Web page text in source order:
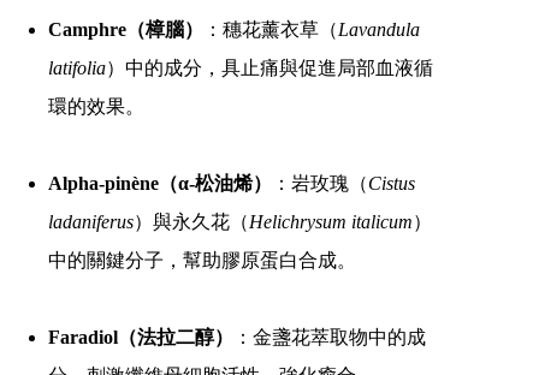
Camphre（樟腦） ：穗花薰衣草（Lavandula
latifolia）中的成分，具止痛與促進局部血液循
環的效果。
Alpha-pinène（α-松油烯） ：岩玫瑰（Cistus
ladaniferus）與永久花（Helichrysum italicum）
中的關鍵分子，幫助膠原蛋白合成。
Faradiol（法拉二醇）
：金盞花萃取物中的成